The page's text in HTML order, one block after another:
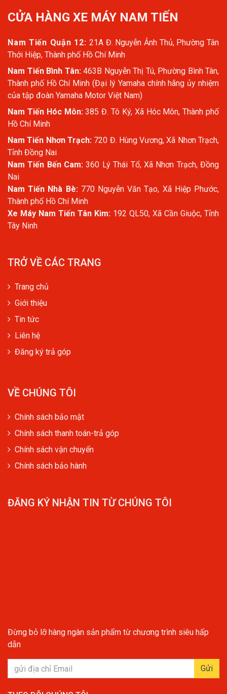
CỬA HÀNG XE MÁY NAM TIẾN
Nam Tiến Quận 12: 21A Đ. Nguyễn Ảnh Thủ, Phường Tân
Thới Hiệp, Thành phố Hồ Chí Minh
Nam Tiến Bình Tân:463B Nguyễn Thị Tú, Phường Bình Tân,
Thành phố Hồ Chí Minh (Đại lý Yamaha chính hãng ủy nhiệm
của tập đoàn Yamaha Motor Việt Nam)
Nam Tiến Hóc Môn:385 Đ. Tô Ký, Xã Hóc Môn, Thành phố
Hồ Chí Minh
Nam Tiến Nhơn Trạch:720 Đ. Hùng Vương, Xã Nhơn Trạch,
Tỉnh Đồng Nai
Nam Tiến Bến Cam: 360 Lý Thái Tổ, Xã Nhơn Trạch, Đồng
Nai
Nam Tiến Nhà Bè: 770 Nguyễn Văn Tạo, Xã Hiệp Phước,
Thành phố Hồ Chí Minh
Xe Máy Nam Tiến Tân Kim: 192 QL50, Xã Cần Giuộc, Tỉnh
Tây Ninh
TRỞ VỀ CÁC TRANG
Trang chủ
Giới thiệu
Tin tức
Liên hệ
Đăng ký trả góp
VỀ CHÚNG TÔI
Chính sách bảo mật
Chính sách thanh toán-trả góp
Chính sách vận chuyển
Chính sách bảo hành
ĐĂNG KÝ NHẬN TIN TỪ CHÚNG TÔI
Đừng bỏ lỡ hàng ngàn sản phẩm từ chương trình siêu hấp
dẫn
Gửi